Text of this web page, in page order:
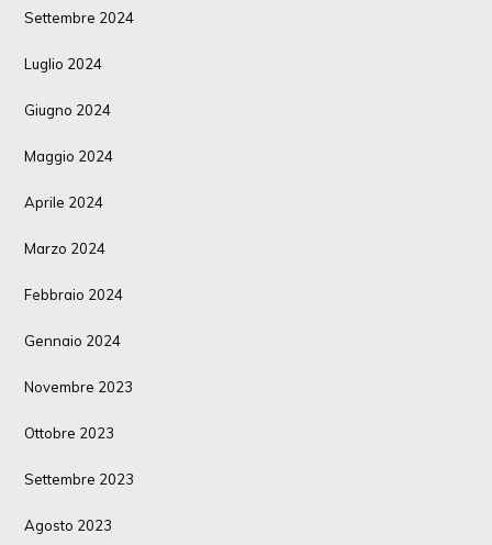
Settembre 2024
Luglio 2024
Giugno 2024
Maggio 2024
Aprile 2024
Marzo 2024
Febbraio 2024
Gennaio 2024
Novembre 2023
Ottobre 2023
Settembre 2023
Agosto 2023